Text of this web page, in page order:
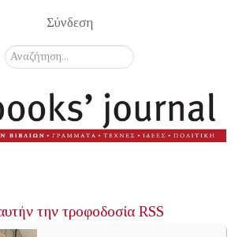
Σύνδεση
Αναζήτηση...
την τροφοδοσία RSS